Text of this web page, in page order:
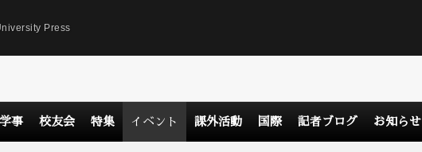
Press
学事 校友会 特集 イベント 課外活動 国際 記者ブログ お知らせ